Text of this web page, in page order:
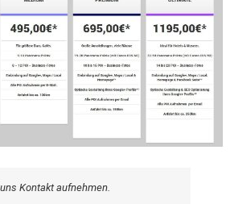
Kontakt aufnehmen.